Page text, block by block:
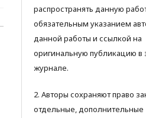
распространять данную
обязательным указанием
данной работы и ссылкой на
оригинальную публикацию в
журнале.
2. Авторы сохраняют право
отдельные, дополнительные